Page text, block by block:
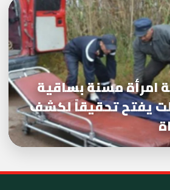
امرأة مسنة بساقية
يفتح تحقيقاً لكشف